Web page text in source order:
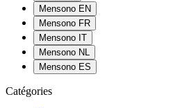
Mensono EN
Mensono FR
Mensono IT
Mensono NL
Mensono ES
Catégories